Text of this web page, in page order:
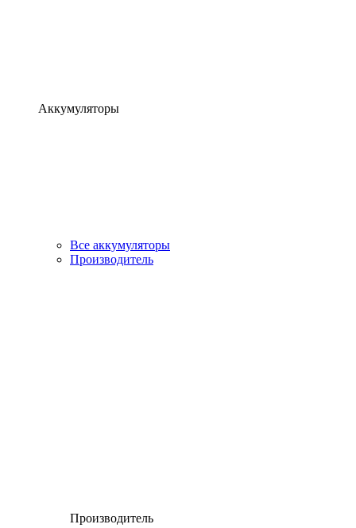
Аккумуляторы
Все аккумуляторы
Производитель
Производитель